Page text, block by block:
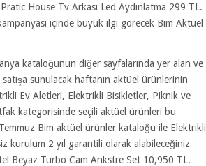
House Tv Arkası Led Aydınlatma 299 TL.
içinde büyük ilgi görecek Bim Aktüel
kataloğunun diğer sayfalarında yer alan ve
sunulacak haftanın aktüel ürünlerinin
Ev Aletleri, Elektrikli Bisikletler, Piknik ve
kategorisinde seçili aktüel ürünleri bu
Bim aktüel ürünler kataloğu ile Elektrikli
kurulum 2 yıl garantili olarak alabileceğiniz
Beyaz Turbo Cam Ankstre Set 10,950 TL.